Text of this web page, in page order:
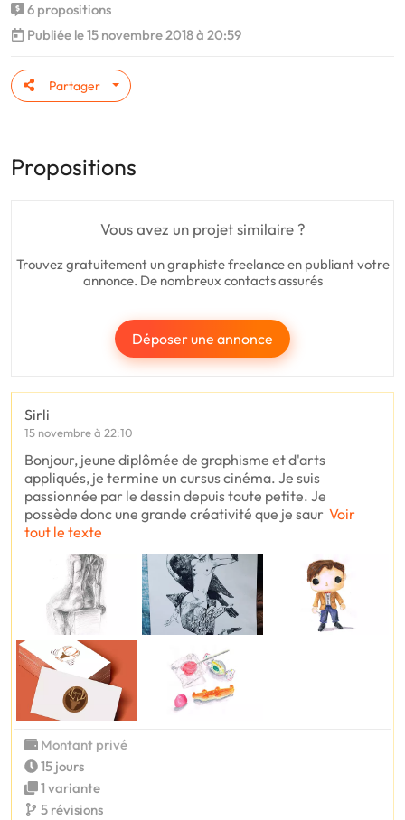
6 propositions
Publiée le 15 novembre 2018 à 20:59
Partager
Propositions
Vous avez un projet similaire ?
Trouvez gratuitement un graphiste freelance en publiant votre
annonce. De nombreux contacts assurés
Déposer une annonce
Sirli
15 novembre à 22:10
Bonjour, jeune diplômée de graphisme et d'arts
appliqués, je termine un cursus cinéma. Je suis
passionnée par le dessin depuis toute petite. Je
possède donc une grande créativité que je saur Voir
tout le texte
Montant privé
15 jours
1 variante
5 révisions